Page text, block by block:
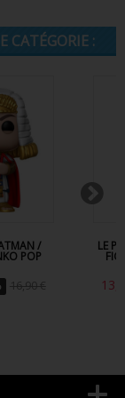
CATÉGORIE :
/
POP
16,90 €
LE